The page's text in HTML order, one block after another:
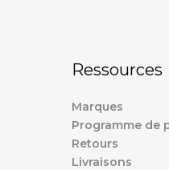
Ressources
Marques
Programme de
Retours
Livraisons